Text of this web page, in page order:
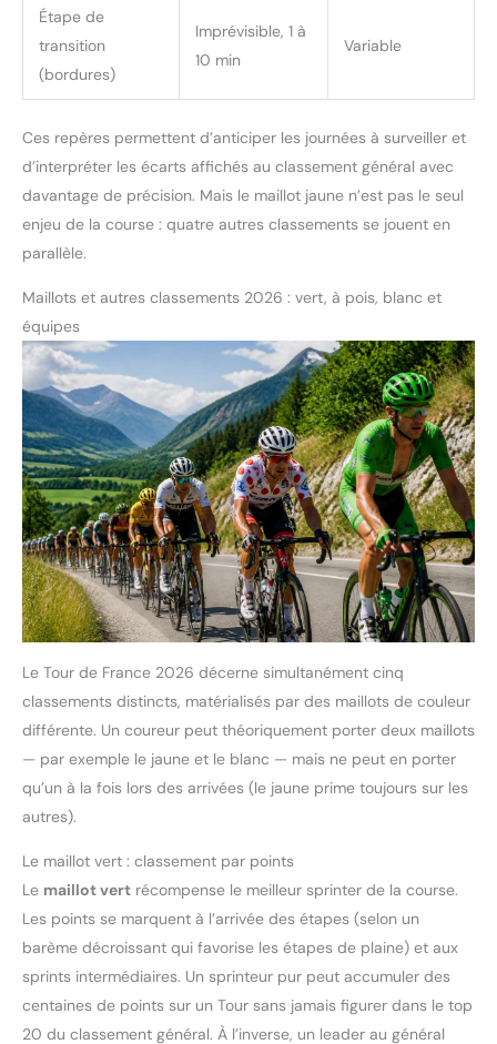
Étape de
transition
(bordures)
Imprévisible, 1 à
10 min
Variable
Ces repères permettent d’anticiper les journées à surveiller et
d’interpréter les écarts affichés au classement général avec
davantage de précision. Mais le maillot jaune n’est pas le seul
enjeu de la course : quatre autres classements se jouent en
parallèle.
Maillots et autres classements 2026 : vert, à pois, blanc et
équipes
Le Tour de France 2026 décerne simultanément cinq
classements distincts, matérialisés par des maillots de couleur
différente. Un coureur peut théoriquement porter deux maillots
— par exemple le jaune et le blanc — mais ne peut en porter
qu’un à la fois lors des arrivées (le jaune prime toujours sur les
autres).
Le maillot vert : classement par points
Le maillot vert récompense le meilleur sprinter de la course.
Les points se marquent à l’arrivée des étapes (selon un
barème décroissant qui favorise les étapes de plaine) et aux
sprints intermédiaires. Un sprinteur pur peut accumuler des
centaines de points sur un Tour sans jamais figurer dans le top
20 du classement général. À l’inverse, un leader au général